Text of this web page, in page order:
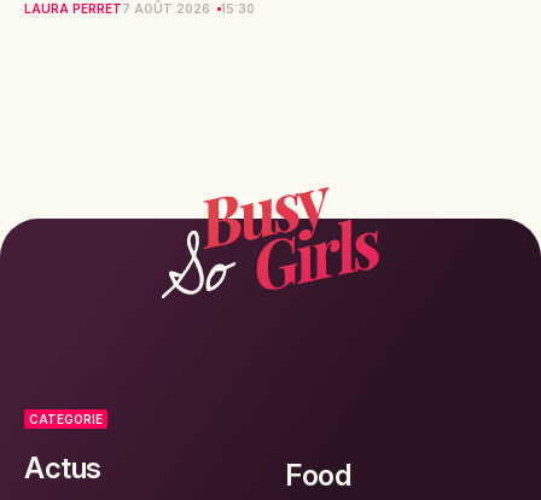
LAURA PERRET7 AOÛT 2026 15:30
CATEGORIE
Actus
Food